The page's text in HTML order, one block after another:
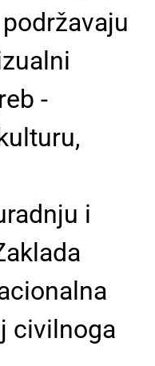
-
i
civilnoga